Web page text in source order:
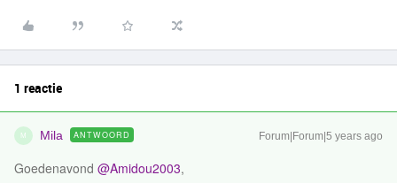
1 reactie
M Mila ANTWOORD Forum|Forum|5 years ago
Goedenavond @Amidou2003,